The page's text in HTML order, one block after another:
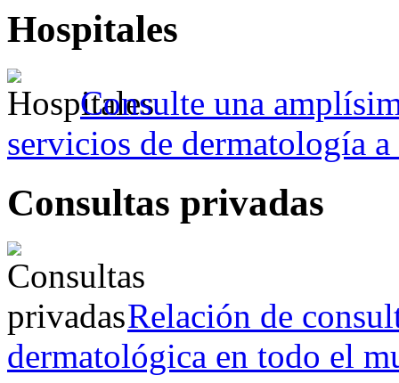
Hospitales
Consulte una
servicios de dermatología
Consultas privadas
Relación de
dermatológica en todo el